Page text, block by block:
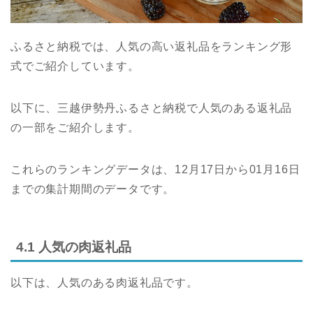
ふるさと納税では、人気の高い返礼品をランキング形
式でご紹介しています。
以下に、三越伊勢丹ふるさと納税で人気のある返礼品
の一部をご紹介します。
これらのランキングデータは、12月17日から01月16日
までの集計期間のデータです。
4.1 人気の肉返礼品
以下は、人気のある肉返礼品です。